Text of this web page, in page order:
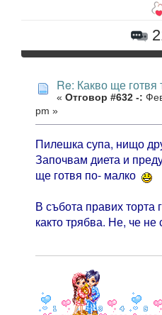
Re: Какво ще готвя
« Отговор #632 -:
pm »
Пилешка супа, нищо
Започвам диета и
ще готвя по- малко
В събота правих торта
както трябва. Не, че не